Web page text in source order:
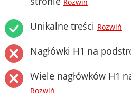
Rozwiń
Unikalne treści Rozwiń
Nagłówki H1 na
Wiele nagłówków H1
Rozwiń